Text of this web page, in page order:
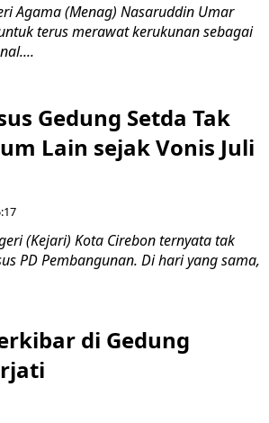
Agama (Menag) Nasaruddin Umar
terus merawat kerukunan sebagai
Gedung Setda Tak
Lain sejak Vonis Juli
(Kejari) Kota Cirebon ternyata tak
PD Pembangunan. Di hari yang sama,
di Gedung